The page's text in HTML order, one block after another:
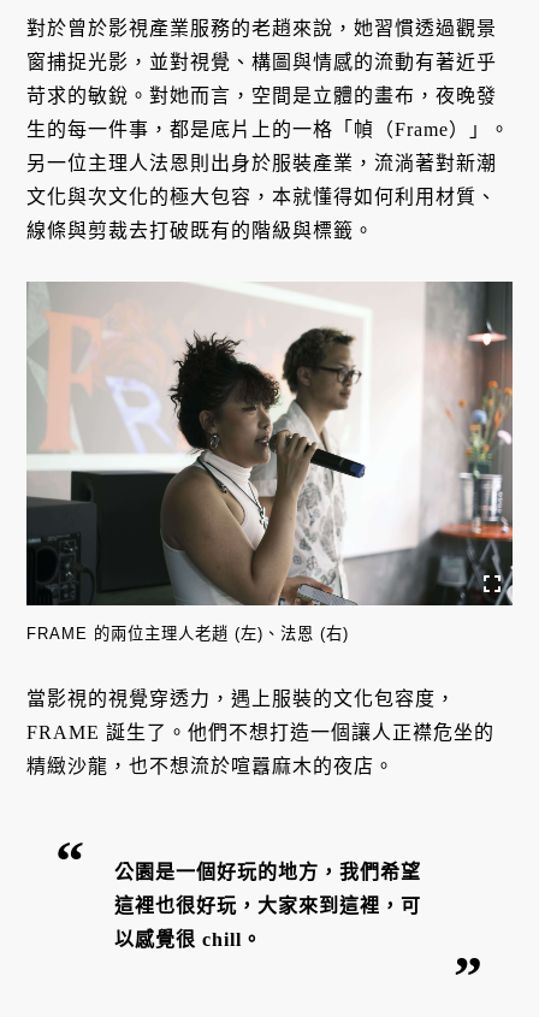
對於曾於影視產業服務的老趙來說，她習慣透過觀景
窗捕捉光影，並對視覺、構圖與情感的流動有著近乎
苛求的敏銳。對她而言，空間是立體的畫布，夜晚發
生的每一件事，都是底片上的一格「幀（Frame）」。
另一位主理人法恩則出身於服裝產業，流淌著對新潮
文化與次文化的極大包容，本就懂得如何利用材質、
線條與剪裁去打破既有的階級與標籤。
FRAME 的兩位主理人老趙 (左)、法恩 (右)
當影視的視覺穿透力，遇上服裝的文化包容度，
FRAME 誕生了。他們不想打造一個讓人正襟危坐的
精緻沙龍，也不想流於喧囂麻木的夜店。
公園是一個好玩的地方，我們希望
這裡也很好玩，大家來到這裡，可
以感覺很 chill。